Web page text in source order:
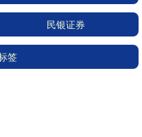
民银证券
签